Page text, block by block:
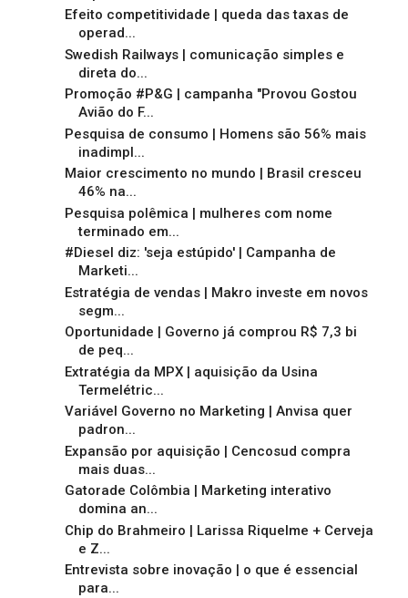
Efeito competitividade | queda das taxas de
operad...
Swedish Railways | comunicação simples e
direta do...
Promoção #P&G | campanha "Provou Gostou
Avião do F...
Pesquisa de consumo | Homens são 56% mais
inadimpl...
Maior crescimento no mundo | Brasil cresceu
46% na...
Pesquisa polêmica | mulheres com nome
terminado em...
#Diesel diz: 'seja estúpido' | Campanha de
Marketi...
Estratégia de vendas | Makro investe em novos
segm...
Oportunidade | Governo já comprou R$ 7,3 bi
de peq...
Extratégia da MPX | aquisição da Usina
Termelétric...
Variável Governo no Marketing | Anvisa quer
padron...
Expansão por aquisição | Cencosud compra
mais duas...
Gatorade Colômbia | Marketing interativo
domina an...
Chip do Brahmeiro | Larissa Riquelme + Cerveja
e Z...
Entrevista sobre inovação | o que é essencial
para...